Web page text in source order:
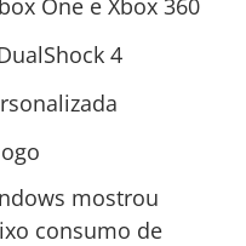
One e Xbox 360
4
mostrou
consumo de